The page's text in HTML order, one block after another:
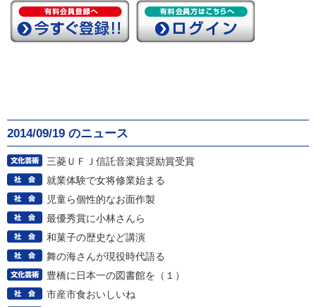
2014/09/19 のニュース
三菱ＵＦＪ信託音楽賞奨励賞受賞
就業体験で女将修業始まる
児童ら個性的なお面作製
最優秀賞に小林さんら
和菓子の歴史など講演
舞の海さんが現役時代語る
豊橋に日本一の図書館を（１）
市産市食おいしいね